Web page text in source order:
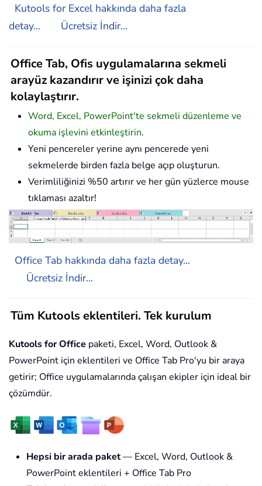
Kutools for Excel hakkında daha fazla
detay...
Ücretsiz İndir...
Office Tab, Ofis uygulamalarına sekmeli
arayüz kazandırır ve işinizi çok daha
kolaylaştırır.
Word, Excel, PowerPoint'te sekmeli düzenleme ve
okuma işlevini etkinleştirin.
Yeni pencereler yerine aynı pencerede yeni
sekmelerde birden fazla belge açıp oluşturun.
Verimliliğinizi %50 artırır ve her gün yüzlerce mouse
tıklaması azaltır!
Office Tab hakkında daha fazla detay...
Ücretsiz İndir...
Tüm Kutools eklentileri. Tek kurulum
Kutools for Office paketi, Excel, Word, Outlook &
PowerPoint için eklentileri ve Office Tab Pro'yu bir araya
getirir; Office uygulamalarında çalışan ekipler için ideal bir
çözümdür.
Hepsi bir arada paket— Excel, Word, Outlook &
PowerPoint eklentileri + Office Tab Pro